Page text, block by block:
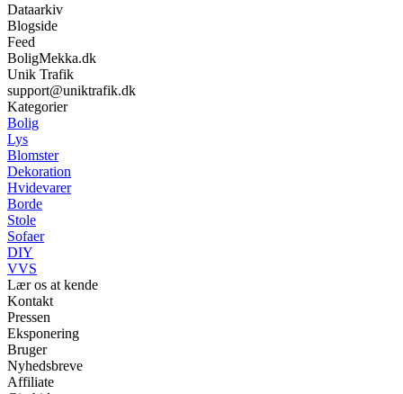
Dataarkiv
Blogside
Feed
BoligMekka.dk
Unik Trafik
support@uniktrafik.dk
Kategorier
Bolig
Lys
Blomster
Dekoration
Hvidevarer
Borde
Stole
Sofaer
DIY
VVS
Lær os at kende
Kontakt
Pressen
Eksponering
Bruger
Nyhedsbreve
Affiliate